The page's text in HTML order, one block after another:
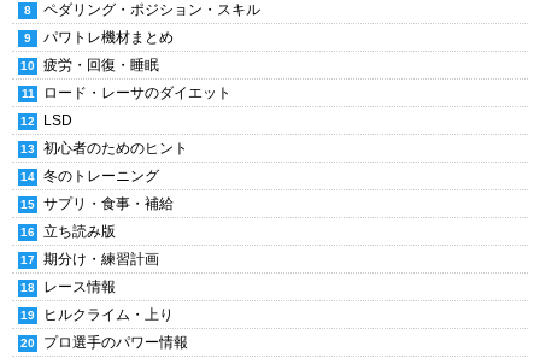
ペダリング・ポジション・スキル
パワトレ機材まとめ
疲労・回復・睡眠
ロード・レーサのダイエット
LSD
初心者のためのヒント
冬のトレーニング
サプリ・食事・補給
立ち読み版
期分け・練習計画
レース情報
ヒルクライム・上り
プロ選手のパワー情報